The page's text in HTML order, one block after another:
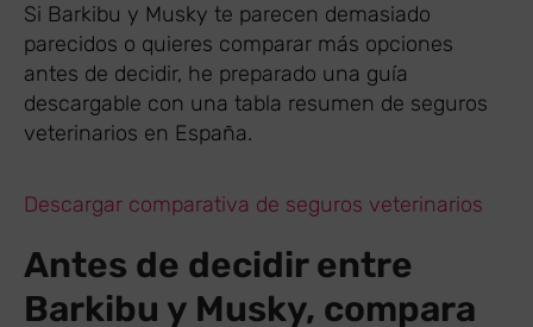
Si Barkibu y Musky te parecen demasiado
parecidos o quieres comparar más opciones
antes de decidir, he preparado una guía
descargable con una tabla resumen de seguros
veterinarios en España.
Descargar comparativa de seguros veterinarios
Antes de decidir entre
Barkibu y Musky, compara